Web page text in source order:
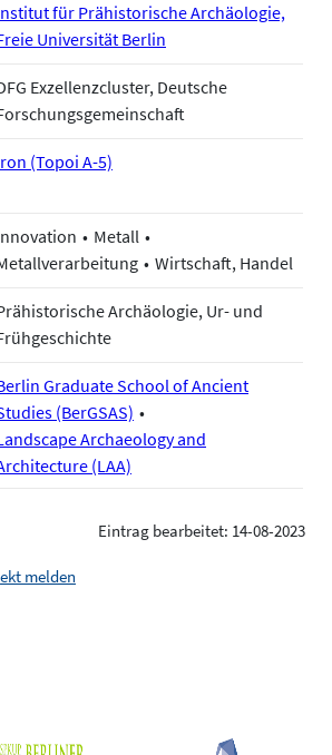
für Prähistorische Archäologie,
Universität Berlin
Exzellenzcluster, Deutsche
(Topoi A-5)
Metall
Wirtschaft, Handel
Archäologie, Ur- und
Graduate School of Ancient
(BerGSAS)
Archaeology and
(LAA)
Eintrag bearbeitet: 14-08-2023
melden